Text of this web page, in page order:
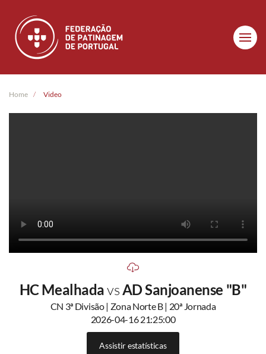
Skip to main content
Home Video
HC MealhadavsAD Sanjoanense "B"
CN 3ª Divisão | Zona Norte B | 20ª Jornada
2026-04-16 21:25:00
Assistir estatísticas